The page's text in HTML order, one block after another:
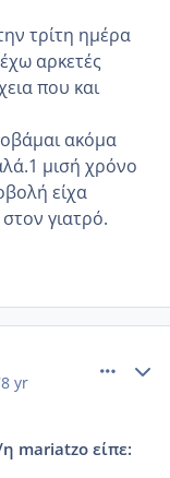
τρίτη ημέρα
αρκετές
που και
ακόμα
μισή χρόνο
είχα
γιατρό.
8 yr
mariatzo είπε: